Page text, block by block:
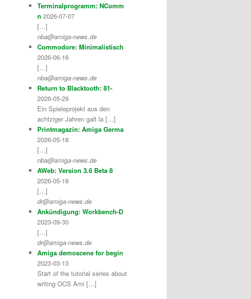
Terminalprogramm: NComm
n 2026-07-07
[…]
nba@amiga-news.de
Commodore: Minimalistisch
2026-06-16
[…]
nba@amiga-news.de
Return to Blacktooth: 81-
2026-05-29
Ein Spieleprojekt aus den
achtziger Jahren galt la […]
Printmagazin: Amiga Germa
2026-05-18
[…]
nba@amiga-news.de
AWeb: Version 3.6 Beta 8
2026-05-18
[…]
dr@amiga-news.de
Ankündigung: Workbench-D
2023-09-30
[…]
dr@amiga-news.de
Amiga demoscene for begin
2023-03-13
Start of the tutorial series about
writing OCS Ami […]